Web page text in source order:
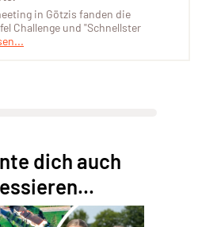
in Götzis fanden die
Challenge und "Schnellster
dich auch